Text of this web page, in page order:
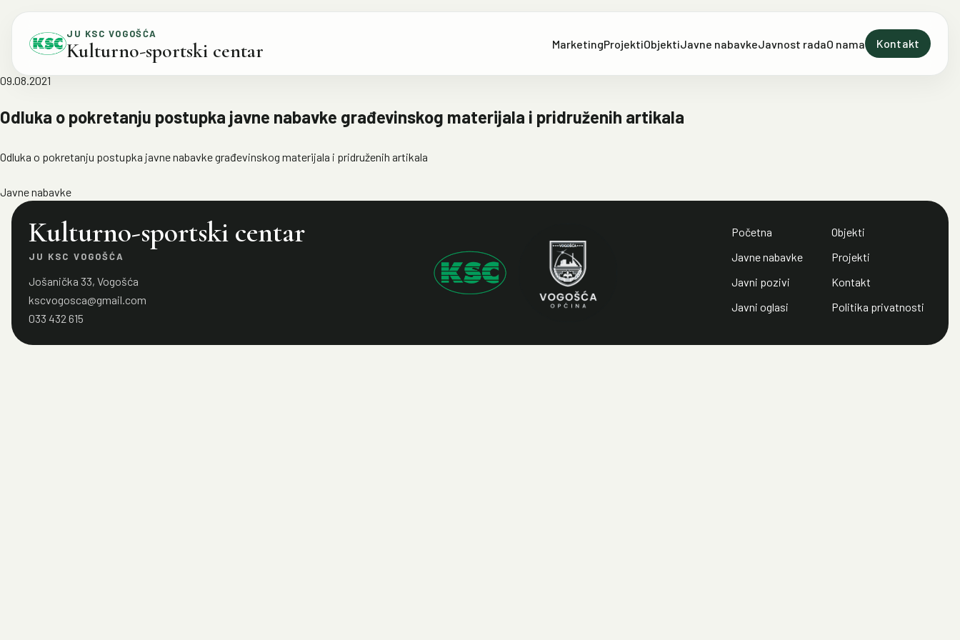
JU KSC VOGOŠĆA
Kulturno-sportski centar MarketingProjektiObjektiJavne nabavkeJavnost radaO nama Kontakt
09.08.2021
Odluka o pokretanju postupka javne nabavke građevinskog materijala i pridruženih artikala
Odluka o pokretanju postupka javne nabavke građevinskog materijala i pridruženih artikala
Javne nabavke
Kulturno-sportski centar
JU KSC VOGOŠĆA
Jošanička 33, Vogošća
kscvogosca@gmail.com
033 432 615
Početna
Javne nabavke
Javni pozivi
Javni oglasi
Objekti
Projekti
Kontakt
Politika privatnosti